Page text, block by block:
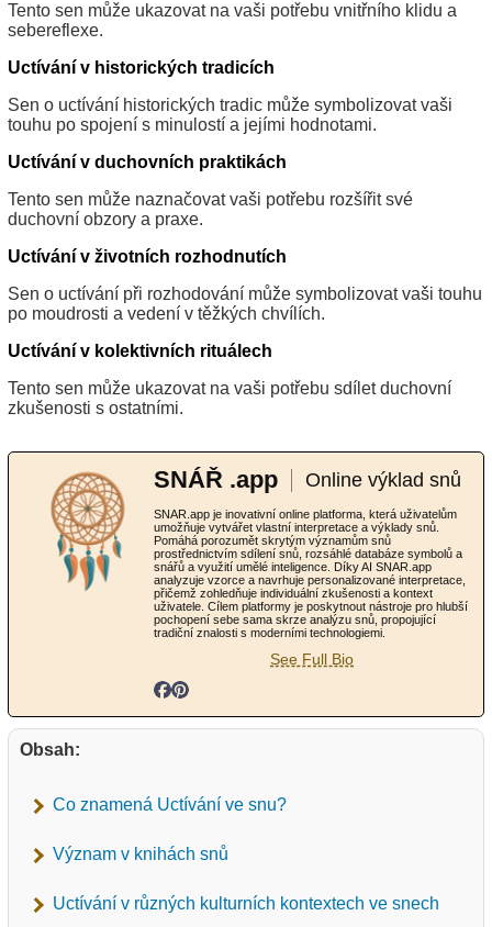
Tento sen může ukazovat na vaši potřebu vnitřního klidu a
sebereflexe.
Uctívání v historických tradicích
Sen o uctívání historických tradic může symbolizovat vaši
touhu po spojení s minulostí a jejími hodnotami.
Uctívání v duchovních praktikách
Tento sen může naznačovat vaši potřebu rozšířit své
duchovní obzory a praxe.
Uctívání v životních rozhodnutích
Sen o uctívání při rozhodování může symbolizovat vaši touhu
po moudrosti a vedení v těžkých chvílích.
Uctívání v kolektivních rituálech
Tento sen může ukazovat na vaši potřebu sdílet duchovní
zkušenosti s ostatními.
SNÁŘ .app Online výklad snů
SNAR.app je inovativní online platforma, která uživatelům
umožňuje vytvářet vlastní interpretace a výklady snů.
Pomáhá porozumět skrytým významům snů
prostřednictvím sdílení snů, rozsáhlé databáze symbolů a
snářů a využití umělé inteligence. Díky AI SNAR.app
analyzuje vzorce a navrhuje personalizované interpretace,
přičemž zohledňuje individuální zkušenosti a kontext
uživatele. Cílem platformy je poskytnout nástroje pro hlubší
pochopení sebe sama skrze analýzu snů, propojující
tradiční znalosti s moderními technologiemi.
See Full Bio
Obsah:
Co znamená Uctívání ve snu?
Význam v knihách snů
Uctívání v různých kulturních kontextech ve snech